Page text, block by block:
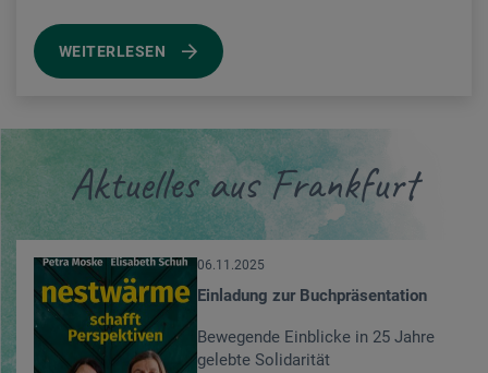
WEITERLESEN
Aktuelles aus Frankfurt
06.11.2025
Einladung zur Buchpräsentation
Bewegende Einblicke in 25 Jahre
gelebte Solidarität